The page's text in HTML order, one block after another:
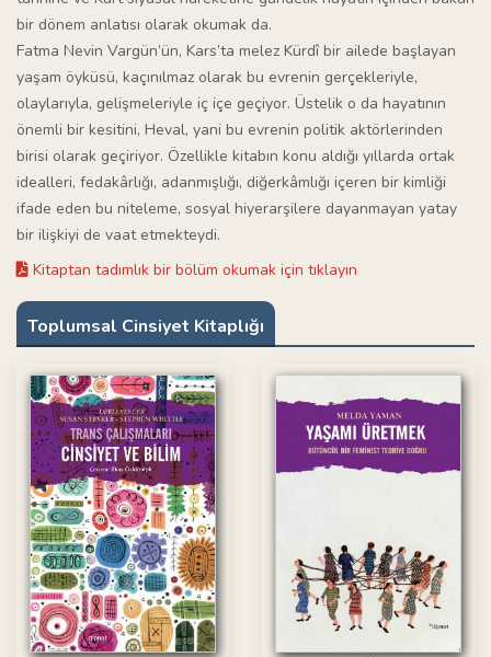
bir dönem anlatısı olarak okumak da.
Fatma Nevin Vargün’ün, Kars’ta melez Kürdî bir ailede başlayan
yaşam öyküsü, kaçınılmaz olarak bu evrenin gerçekleriyle,
olaylarıyla, gelişmeleriyle iç içe geçiyor. Üstelik o da hayatının
önemli bir kesitini, Heval, yani bu evrenin politik aktörlerinden
birisi olarak geçiriyor. Özellikle kitabın konu aldığı yıllarda ortak
idealleri, fedakârlığı, adanmışlığı, diğerkâmlığı içeren bir kimliği
ifade eden bu niteleme, sosyal hiyerarşilere dayanmayan yatay
bir ilişkiyi de vaat etmekteydi.
Kitaptan tadımlık bir bölüm okumak için tıklayın
Toplumsal Cinsiyet Kitaplığı